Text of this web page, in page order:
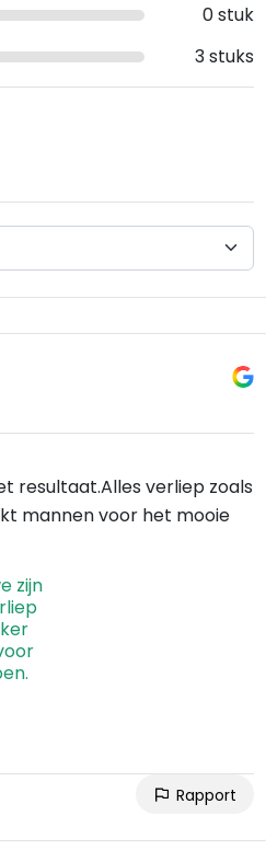
0 stuk
3 stuks
resultaat.Alles verliep zoals
mannen voor het mooie
Rapport